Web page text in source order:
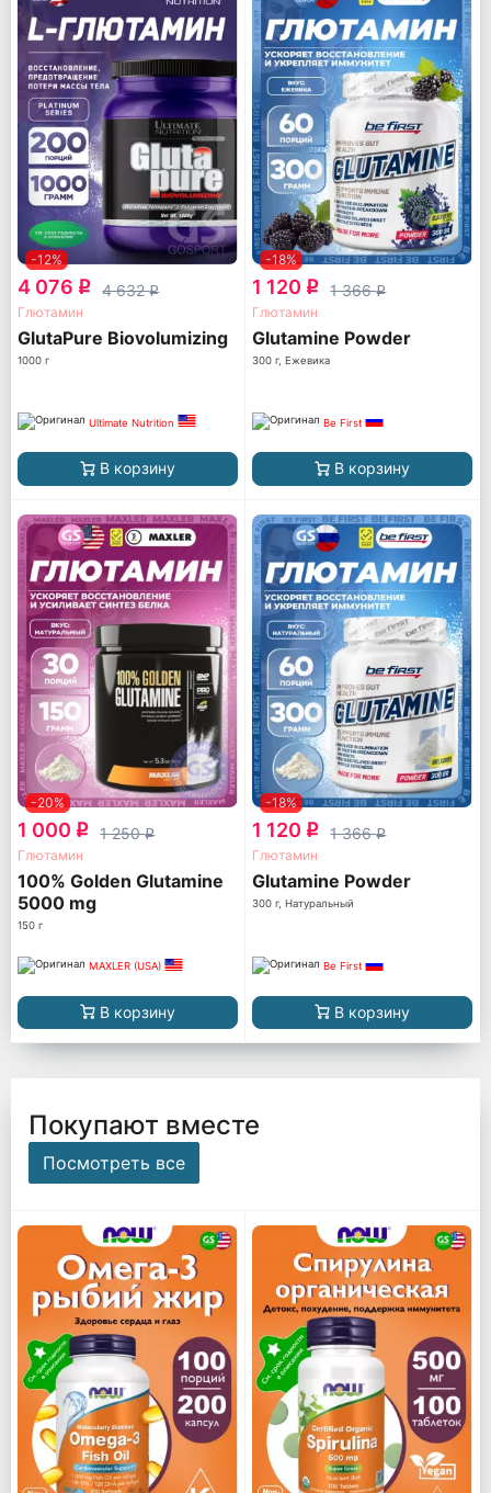
-12%
4 076 q 4 632q
Глютамин
GlutaPure Biovolumizing
1000 г
Ultimate Nutrition
В корзину
-18%
1 120 q 1 366q
Глютамин
Glutamine Powder
300 г, Ежевика
Be First
В корзину
-20%
1 000 q 1 250q
Глютамин
100% Golden Glutamine
5000 mg
150 г
MAXLER (USA)
В корзину
-18%
1 120 q 1 366q
Глютамин
Glutamine Powder
300 г, Натуральный
Be First
В корзину
Покупают вместе
Посмотреть все